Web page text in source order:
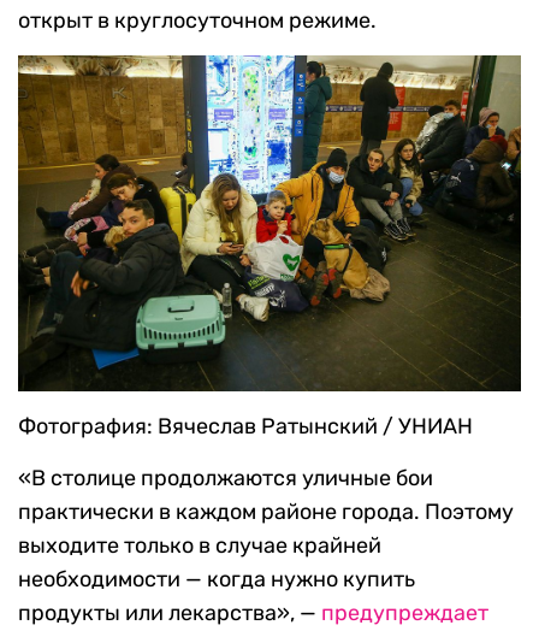
открыт в круглосуточном режиме.
Фотография: Вячеслав Ратынский / УНИАН
«В столице продолжаются уличные бои
практически в каждом районе города. Поэтому
выходите только в случае крайней
необходимости — когда нужно купить
продукты или лекарства», — предупреждает